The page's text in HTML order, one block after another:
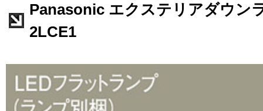
Panasonic エクステリアダウン
2LCE1